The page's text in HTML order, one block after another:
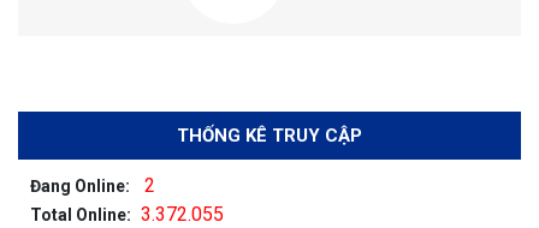
THỐNG KÊ TRUY CẬP
Đang Online: 2
Total Online: 3.372.055